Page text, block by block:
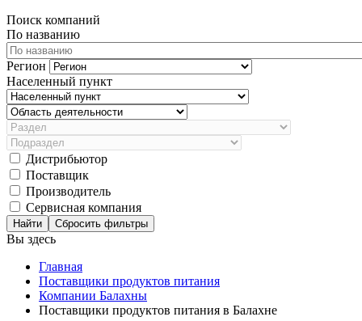
Поиск компаний
По названию
Регион
Населенный пункт
Дистрибьютор
Поставщик
Производитель
Сервисная компания
Сбросить фильтры
Вы здесь
Главная
Поставщики продуктов питания
Компании Балахны
Поставщики продуктов питания в Балахне